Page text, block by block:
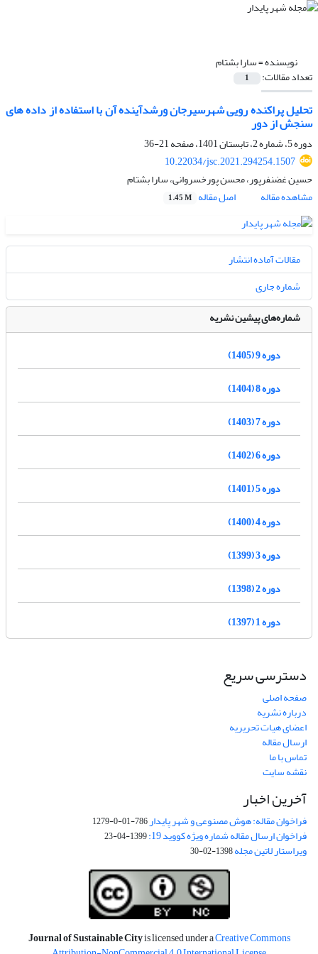
نویسنده =سارا بشتام
تعداد مقالات: 1
تحلیل پراکنده رویی شهرسیرجان ورشدآینده آن با استفاده از داده های
سنجش از دور
دوره 5، شماره 2، تابستان 1401، صفحه
21-36
10.22034/jsc.2021.294254.1507
حسین غضنفرپور، محسن پورخسروانی، سارا بشتام
مشاهده مقاله
اصل مقاله 1.45 M
مقالات آماده انتشار
شماره جاری
شماره‌های پیشین نشریه
دوره 9 (1405)
دوره 8 (1404)
دوره 7 (1403)
دوره 6 (1402)
دوره 5 (1401)
دوره 4 (1400)
دوره 3 (1399)
دوره 2 (1398)
دوره 1 (1397)
دسترسی سریع
صفحه اصلی
درباره نشریه
اعضای هیات تحریریه
ارسال مقاله
تماس با ما
نقشه سایت
آخرین اخبار
فراخوان مقاله: هوش مصنوعی و شهر پایدار786-01-0-1279
فراخوان ارسال مقاله شماره ویژه کووید 19: 1399-04-23
ویراستار لاتین مجله1398-02-30
Journal of Sustainable Cityis licensed under aCreative Commons